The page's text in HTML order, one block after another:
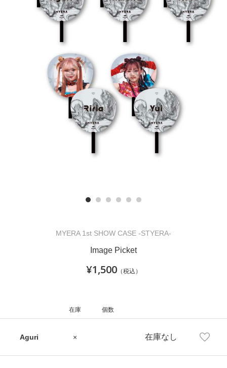
MYERA 1st SHOW CASE -STYERA-
Image Picket
¥1,500（税込）
在庫 個数
Aguri × 在庫なし